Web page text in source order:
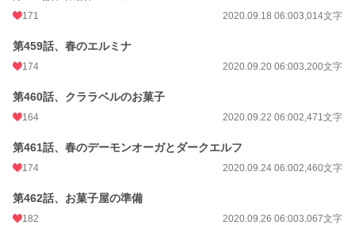
171 2020.09.18 06:003,014文字
第459話、春のエルミナ
174 2020.09.20 06:003,200文字
第460話、クララベルのお菓子
164 2020.09.22 06:002,471文字
第461話、春のデーモンオーガとダークエルフ
174 2020.09.24 06:002,460文字
第462話、お菓子屋の準備
182 2020.09.26 06:003,067文字